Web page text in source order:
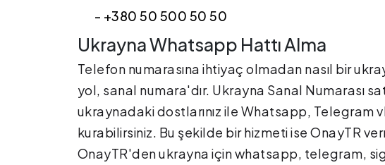
- +380 50 500 50 50
Ukrayna Whatsapp Hattı Alma
Telefon numarasına ihtiyaç olmadan nasıl bir
yol, sanal numara'dır. Ukrayna Sanal Numarası
ukraynadaki dostlarınız ile Whatsapp, Telegram
kurabilirsiniz. Bu şekilde bir hizmeti ise OnayTR
OnayTR'den ukrayna için whatsapp, telegram,